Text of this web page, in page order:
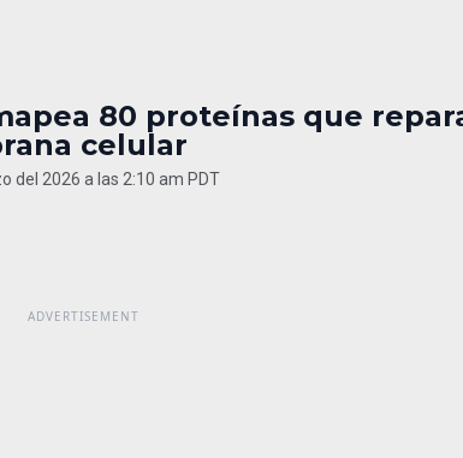
80 proteínas que
celular
del 2026 a las 2:10 am PDT